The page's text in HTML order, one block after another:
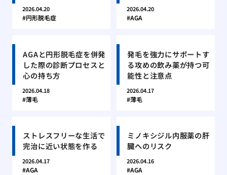
2026.04.20
円形脱毛症
2026.04.20
AGA
AGAと円形脱毛症を併発
した際の診断プロセスと
心の持ち方
2026.04.18
薄毛
発毛を強力にサポートす
る攻めの飲み薬が持つ可
能性と注意点
2026.04.17
薄毛
ストレスフリーな生活で
完治に近い状態を作る
2026.04.17
AGA
ミノキシジル内服薬の肝
臓へのリスク
2026.04.16
AGA